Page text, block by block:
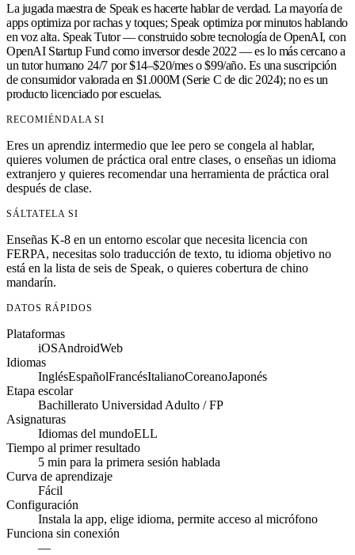
La jugada maestra de Speak es hacerte hablar de verdad. La mayoría de
apps optimiza por rachas y toques; Speak optimiza por minutos hablando
en voz alta. Speak Tutor — construido sobre tecnología de OpenAI, con
OpenAI Startup Fund como inversor desde 2022 — es lo más cercano a
un tutor humano 24/7 por $14–$20/mes o $99/año. Es una suscripción
de consumidor valorada en $1.000M (Serie C de dic 2024); no es un
producto licenciado por escuelas.
RECOMIÉNDALA SI
Eres un aprendiz intermedio que lee pero se congela al hablar,
quieres volumen de práctica oral entre clases, o enseñas un idioma
extranjero y quieres recomendar una herramienta de práctica oral
después de clase.
SÁLTATELA SI
Enseñas K-8 en un entorno escolar que necesita licencia con
FERPA, necesitas solo traducción de texto, tu idioma objetivo no
está en la lista de seis de Speak, o quieres cobertura de chino
mandarín.
DATOS RÁPIDOS
Plataformas
iOSAndroidWeb
Idiomas
InglésEspañolFrancésItalianoCoreanoJaponés
Etapa escolar
Bachillerato Universidad Adulto / FP
Asignaturas
Idiomas del mundoELL
Tiempo al primer resultado
5 min para la primera sesión hablada
Curva de aprendizaje
Fácil
Configuración
Instala la app, elige idioma, permite acceso al micrófono
Funciona sin conexión
—